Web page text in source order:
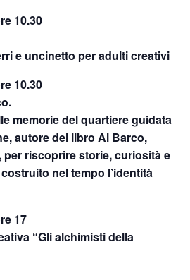
10.30
e uncinetto per adulti creativi
10.30
memorie del quartiere guidata
autore del libro Al Barco,
riscoprire storie, curiosità e
nel tempo l’identità
17
“Gli alchimisti della